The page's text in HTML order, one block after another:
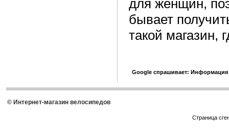
для женщин,
бывает
такой магазин,
Google спрашивает:
© Интернет-магазин велосипедов
Страница